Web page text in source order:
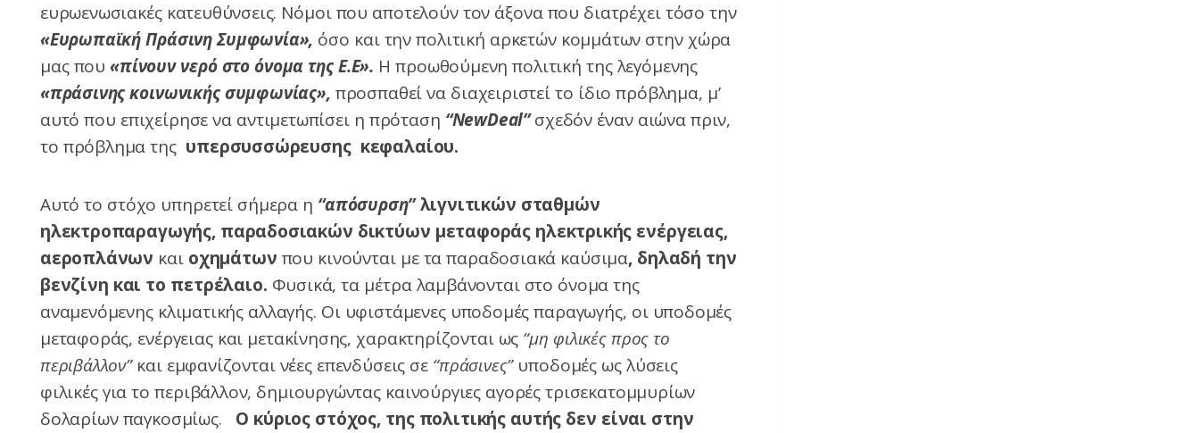
ευρωενωσιακές κατευθύνσεις. Νόμοι που αποτελούν τον άξονα που διατρέχει τόσο την
«Ευρωπαϊκή Πράσινη Συμφωνία», όσο και την πολιτική αρκετών κομμάτων στην χώρα
μας που«πίνουν νερό στο όνομα της Ε.Ε». Η προωθούμενη πολιτική της λεγόμενης
«πράσινης κοινωνικής συμφωνίας», προσπαθεί να διαχειριστεί το ίδιο πρόβλημα, μ’
αυτό που επιχείρησε να αντιμετωπίσει η πρόταση “NewDeal”σχεδόν έναν αιώνα πριν,
το πρόβλημα τηςυπερσυσσώρευσης κεφαλαίου.
Αυτό το στόχο υπηρετεί σήμερα η “απόσυρση”λιγνιτικών σταθμών
ηλεκτροπαραγωγής, παραδοσιακών δικτύων μεταφοράς ηλεκτρικής ενέργειας,
αεροπλάνων και οχημάτων που κινούνται με τα παραδοσιακά καύσιμα, δηλαδή την
βενζίνη και το πετρέλαιο. Φυσικά, τα μέτρα λαμβάνονται στο όνομα της
αναμενόμενης κλιματικής αλλαγής. Οι υφιστάμενες υποδομές παραγωγής, οι υποδομές
μεταφοράς, ενέργειας και μετακίνησης, χαρακτηρίζονται ως “μη φιλικές προς το
περιβάλλον” και εμφανίζονται νέες επενδύσεις σε “πράσινες”υποδομές ως λύσεις
φιλικές για το περιβάλλον, δημιουργώντας καινούργιες αγορές τρισεκατομμυρίων
δολαρίων παγκοσμίως. Ο κύριος στόχος, της πολιτικής αυτής δεν είναι στην